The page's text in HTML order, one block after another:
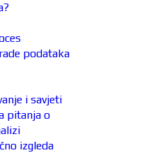
podataka
i savjeti
pitanja o
izgleda